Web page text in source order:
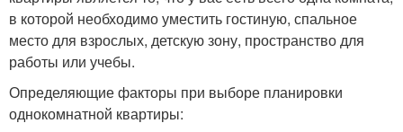
в которой необходимо уместить гостиную, спальное
место для взрослых, детскую зону, пространство для
работы или учебы.
Определяющие факторы при выборе планировки
однокомнатной квартиры: